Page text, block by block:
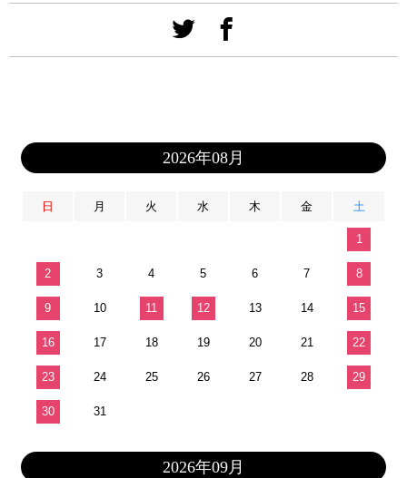
2026年08月
日 月 火 水 木 金 土
1
2 3 4 5 6 7 8
9 10 11 12 13 14 15
16 17 18 19 20 21 22
23 24 25 26 27 28 29
30 31
2026年09月